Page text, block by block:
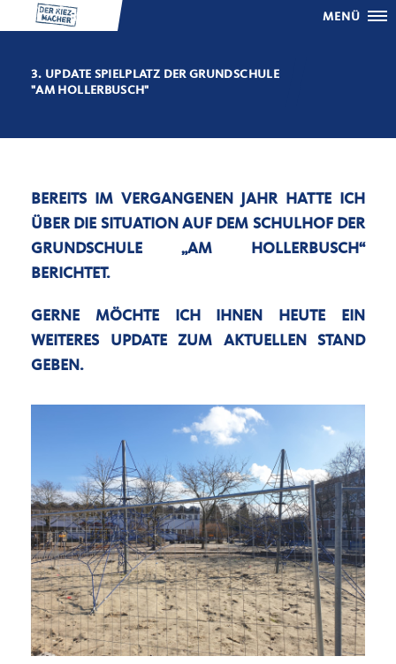
MENÜ
3. UPDATE SPIELPLATZ DER GRUNDSCHULE
"AM HOLLERBUSCH"
BEREITS IM VERGANGENEN JAHR HATTE ICH
ÜBER DIE SITUATION AUF DEM SCHULHOF DER
GRUNDSCHULE „AM HOLLERBUSCH“
BERICHTET.
GERNE MÖCHTE ICH IHNEN HEUTE EIN
WEITERES UPDATE ZUM AKTUELLEN STAND
GEBEN.